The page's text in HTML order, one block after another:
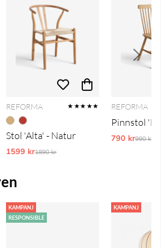
REFORMA ★★★★★
Stol 'Alta' - Natur
1599 krOrdinarie pris:
1890 kr
REFORMA
Pinnstol
790 kr990 kr
KAMPANJ
RESPONSIBLE
KAMPANJ